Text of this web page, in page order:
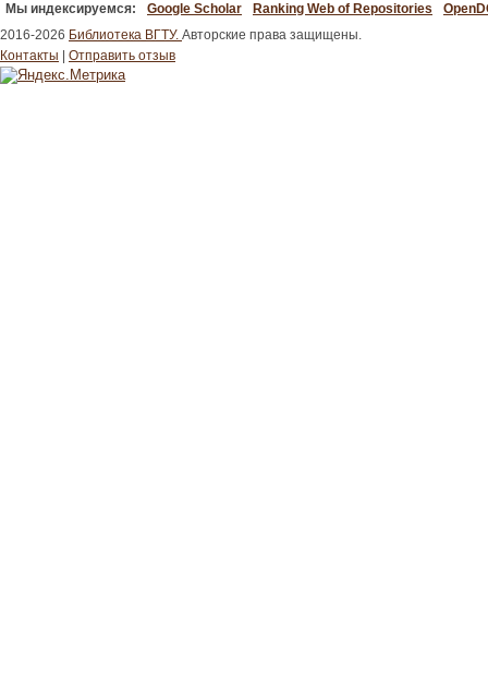
Мы индексируемся: Google Scholar Ranking Web of Repositories
2016-2026 Библиотека ВГТУ. Авторские права защищены.
Контакты
Отправить отзыв